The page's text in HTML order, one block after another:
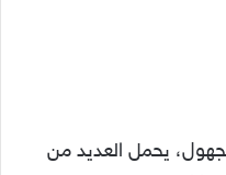
يحمل العديد من